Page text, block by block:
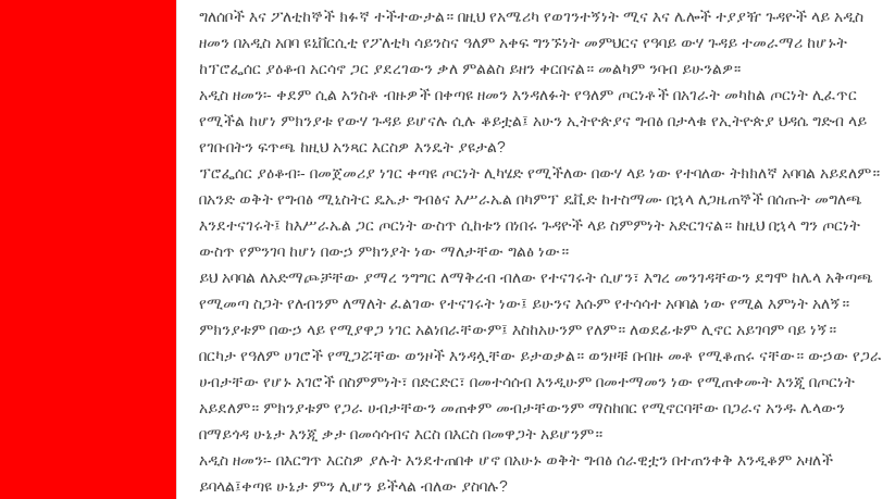
ግለሰቦች እና ፖለቲከኞች ክፉኛ ተችተውታል። በዚህ የአሜሪካ የወገንተኝነት ሚና እና ሌሎች ተያያዥ ጉዳዮች ላይ አዲስ
ዘመን በአዲስ አበባ ዩኒቨርሲቲ የፖለቲካ ሳይንስና ዓለም አቀፍ ግንኙነት መምህርና የዓባይ ውሃ ጉዳይ ተመራማሪ ከሆኑት
ከፕሮፌሰር ያዕቆብ አርሳኖ ጋር ያደረገውን ቃለ ምልልስ ይዘን ቀርበናል። መልካም ንባብ ይሁንልዎ፡፡
አዲስ ዘመን፡- ቀደም ሲል አንስቶ ብዙዎች በቀጣዩ ዘመን እንዳለፉት የዓለም ጦርነቶች በአገራት መካከል ጦርነት ሊፈጥር
የሚችል ከሆነ ምክንያቱ የውሃ ጉዳይ ይሆናሉ ሲሉ ቆይቷል፤ አሁን ኢትዮጵያና ግብፅ በታላቁ የኢትዮጵያ ህዳሴ ግድብ ላይ
የገቡበትን ፍጥጫ ከዚህ አንጻር እርስዎ እንዴት ያዩታል?
ፕሮፌሰር ያዕቆብ፡- በመጀመሪያ ነገር ቀጣዩ ጦርነት ሊካሄድ የሚችለው በውሃ ላይ ነው የተባለው ትክክለኛ አባባል አይደለም።
በአንድ ወቅት የግብፅ ሚኒስትር ዴኤታ ግብፅና እሥራኤል በካምፕ ዴቪድ ከተስማሙ በኋላ ለጋዜጠኞች በሰጡት መግለጫ
እንደተናገሩት፤ ከእሥራኤል ጋር ጦርነት ውስጥ ሲከቱን በነበሩ ጉዳዮች ላይ ስምምነት አድርገናል። ከዚህ በኋላ ግን ጦርነት
ውስጥ የምንገባ ከሆነ በውኃ ምክንያት ነው ማለታቸው ግልፅ ነው።
ይህ አባባል ለአድማጮቻቸው ያማረ ንግግር ለማቅረብ ብለው የተናገሩት ሲሆን፣ እግረ መንገዳቸውን ደግሞ ከሌላ አቅጣጫ
የሚመጣ ስጋት የለብንም ለማለት ፈልገው የተናገሩት ነው፤ ይሁንና እሱም የተሳሳተ አባባል ነው የሚል እምነት አለኝ።
ምክንያቱም በውኃ ላይ የሚያዋጋ ነገር አልነበራቸውም፤ እስከአሁንም የለም። ለወደፊቱም ሊኖር አይገባም ባይ ነኝ።
በርካታ የዓለም ሀገሮች የሚጋሯቸው ወንዞች እንዳሏቸው ይታወቃል። ወንዞቹ በብዙ መቶ የሚቆጠሩ ናቸው። ውኃው የጋራ
ሀብታቸው የሆኑ አገሮች በስምምነት፣ በድርድር፣ በመተሳሰብ እንዲሁም በመተማመን ነው የሚጠቀሙት እንጂ በጦርነት
አይደለም። ምክንያቱም የጋራ ሀብታቸውን መጠቀም መብታቸውንም ማስከበር የሚኖርባቸው በጋራና አንዱ ሌላውን
በማይጎዳ ሁኔታ እንጂ ቃታ በመሳሳብና እርስ በእርስ በመዋጋት አይሆንም።
አዲስ ዘመን፡- በእርግጥ እርስዎ ያሉት እንደተጠበቀ ሆኖ በአሁኑ ወቅት ግብፅ ሰራዊቷን በተጠንቀቅ እንዲቆም አዛለች
ይባላል፤ቀጣዩ ሁኔታ ምን ሊሆን ይችላል ብለው ያስባሉ?